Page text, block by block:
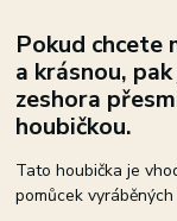
Pokud chcete
a krásnou,
zeshora
houbičkou.
Tato houbička je
pomůcek